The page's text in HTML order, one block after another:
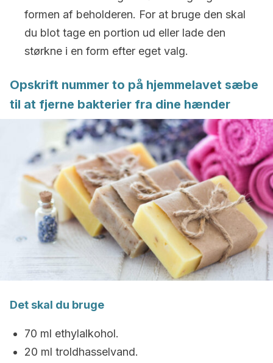
formen af beholderen. For at bruge den skal
du blot tage en portion ud eller lade den
størkne i en form efter eget valg.
Opskrift nummer to på hjemmelavet sæbe
til at fjerne bakterier fra dine hænder
Det skal du bruge
70 ml ethylalkohol.
20 ml troldhasselvand.